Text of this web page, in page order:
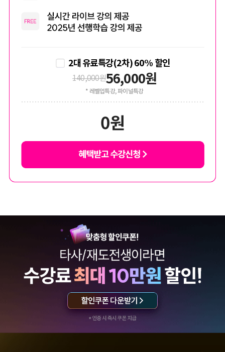
2대 유료특강(2차) 60% 할인
140,000원56,000원
* 레벨업특강, 파이널특강
0원